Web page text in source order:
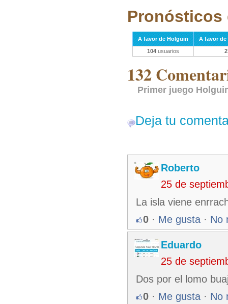
Pronósticos
A favor de Holguin
A favor de
104 usuarios
132
Primer juego
Deja tu
Roberto
25 de
La isla viene
0 · Me gusta · No
Eduardo
25 de
Dos por el lomo
0 · Me gusta · No